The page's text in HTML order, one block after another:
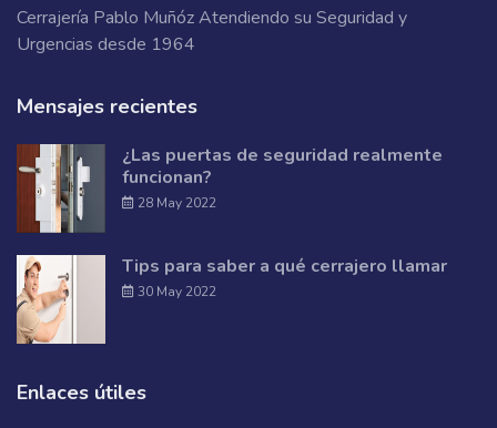
Cerrajería Pablo Muñóz Atendiendo su Seguridad y
Urgencias desde 1964
Mensajes recientes
¿Las puertas de seguridad realmente
funcionan?
28 May 2022
Tips para saber a qué cerrajero llamar
30 May 2022
Enlaces útiles